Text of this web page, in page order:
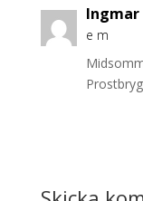
Ingmar
e m